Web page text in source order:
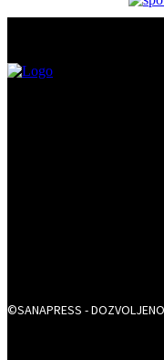
©SANAPRESS -